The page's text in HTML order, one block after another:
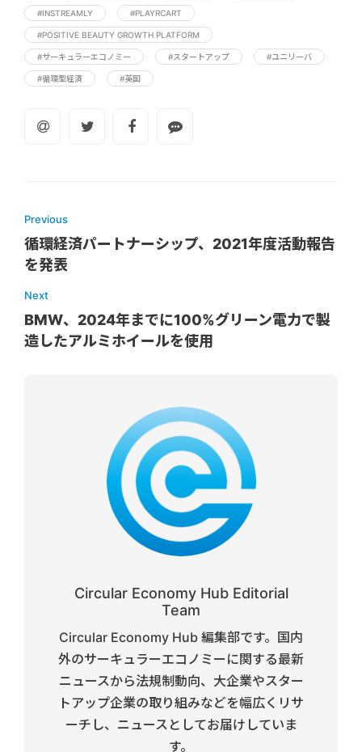
#INSTREAMLY #PLAYRCART
#POSITIVE BEAUTY GROWTH PLATFORM
#サーキュラーエコノミー #スタートアップ #ユニリーバ
#循環型経済 #英国
Previous
循環経済パートナーシップ、2021年度活動報告
を発表
Next
BMW、2024年までに100%グリーン電力で製
造したアルミホイールを使用
Circular Economy Hub Editorial
Team
Circular Economy Hub 編集部です。国内
外のサーキュラーエコノミーに関する最新
ニュースから法規制動向、大企業やスター
トアップ企業の取り組みなどを幅広くリサ
ーチし、ニュースとしてお届けしていま
す。